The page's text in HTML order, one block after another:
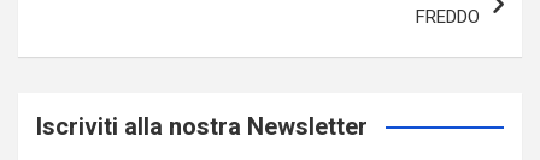
FREDDO
Iscriviti alla nostra Newsletter